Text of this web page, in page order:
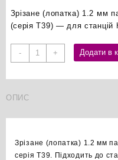
Зрізане (лопатка) 1.2 мм
(серія T39) — для
-
Hakko
T39-
1.2мм
кількість
+ Додати в
ОПИС
Зрізане (лопатка) 1.2 мм
серія T39. Підходить до